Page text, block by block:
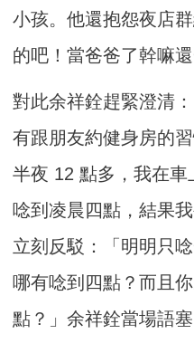
小孩。他還抱怨夜店
的吧！當爸爸了幹嘛
對此余祥銓趕緊澄清
有跟朋友約健身房的
半夜 12 點多，我在
唸到凌晨四點，結果
立刻反駁：「明明只
哪有唸到四點？而且
點？」余祥銓當場語塞